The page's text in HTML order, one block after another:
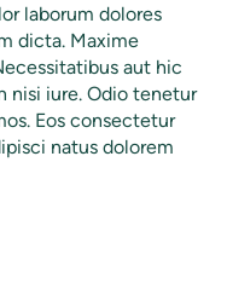
laborum dolores
dicta. Maxime
aut hic
nisi iure. Odio tenetur
Eos consectetur
natus dolorem